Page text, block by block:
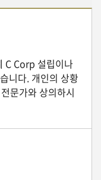
C Corp 설립이나
니다. 개인의 상황
문가와 상의하시